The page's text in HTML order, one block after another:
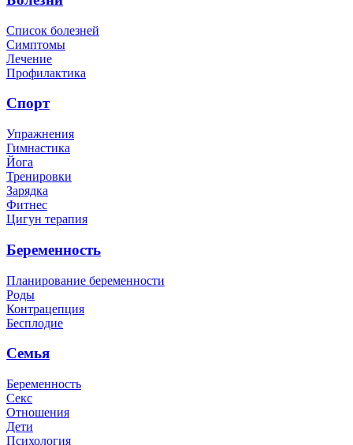
Список болезней
Симптомы
Лечение
Профилактика
Спорт
Упражнения
Гимнастика
Йога
Тренировки
Зарядка
Фитнес
Цигун терапия
Беременность
Планирование беременности
Роды
Контрацепция
Бесплодие
Семья
Беременность
Секс
Отношения
Дети
Психология